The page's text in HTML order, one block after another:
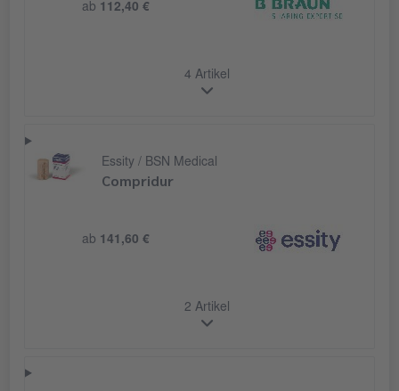
ab 112,40 €
4 Artikel
Essity / BSN Medical
Compridur
ab 141,60 €
2 Artikel